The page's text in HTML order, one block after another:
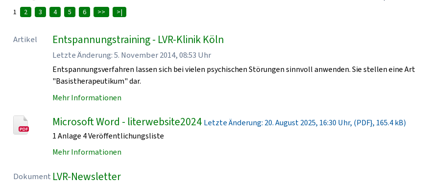
1 2 3 4 5 6 >> >|
Artikel Entspannungstraining - LVR-Klinik Köln
Letzte Änderung: 5. November 2014, 08:53 Uhr
Entspannungsverfahren lassen sich bei vielen psychischen Störungen sinnvoll anwenden. Sie stellen eine Art
"Basistherapeutikum" dar.
Mehr Informationen
Microsoft Word - literwebsite2024 Letzte Änderung: 20. August 2025, 16:30 Uhr, (PDF}, 165.4 kB)
1 Anlage 4 Veröffentlichungsliste
Mehr Informationen
Dokument LVR-Newsletter